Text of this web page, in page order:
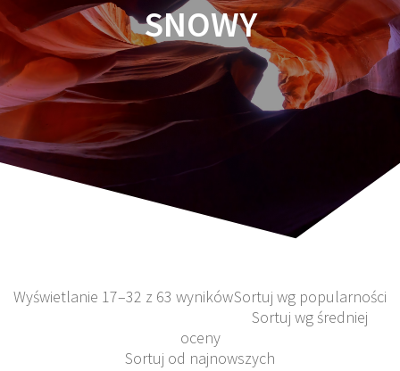
SNOWY
Wyświetlanie 17–32 z 63 wynikówSortuj wg popularności
Sortuj wg średniej
oceny
Sortuj od najnowszych